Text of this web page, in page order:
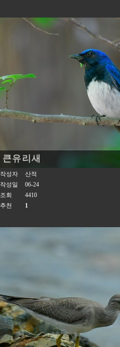
큰유리새
작성자
산적
작성일
06-24
조회
4410
추천
1